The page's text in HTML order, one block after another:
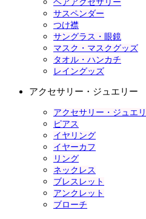
ヘアアクセサリー
サスペンダー
つけ襟
サングラス・眼鏡
マスク・マスクグッズ
タオル・ハンカチ
レイングッズ
アクセサリー・ジュエリー
アクセサリー・ジュエ
ピアス
イヤリング
イヤーカフ
リング
ネックレス
ブレスレット
アンクレット
ブローチ